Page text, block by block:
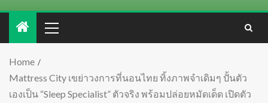
Home
Mattress City เขย่าวงการที่นอนไทย ทิ้งภาพจำเดิมๆ ปั้นตัว
เองเป็น “Sleep Specialist” ตัวจริง พร้อมปล่อยหมัดเด็ด เปิดตัว